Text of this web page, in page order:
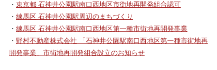
・ 東京都 石神井公園駅南口西地区市街地再開発組合認可
・ 練馬区 石神井公園駅周辺のまちづくり
・ 練馬区 石神井公園駅南口西地区第一種市街地再開発事業
・ 野村不動産株式会社 「石神井公園駅南口西地区第一種市街地再
開発事業」市街地再開発組合設立のお知らせ